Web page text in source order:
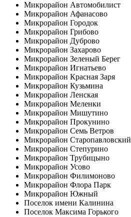
Микрорайон Автомобилист
Микрорайон Афанасово
Микрорайон Городок
Микрорайон Грибово
Микрорайон Дуброво
Микрорайон Захарово
Микрорайон Зеленый Берег
Микрорайон Игнатьево
Микрорайон Красная Заря
Микрорайон Кузьмина
Микрорайон Ленская
Микрорайон Меленки
Микрорайон Мишутино
Микрорайон Прокунино
Микрорайон Семь Ветров
Микрорайон Старопавловский
Микрорайон Степурино
Микрорайон Трубицыно
Микрорайон Усово
Микрорайон Филимоново
Микрорайон Флора Парк
Микрорайон Южный
Поселок имени Калинина
Поселок Максима Горького